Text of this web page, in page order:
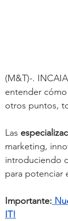
(M&T)-.
entender
otros puntos,
Las
marketing,
introduciendo
para potenciar
Importante:
IT!